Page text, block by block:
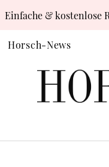
Einfache & kostenlose
Horsch-News